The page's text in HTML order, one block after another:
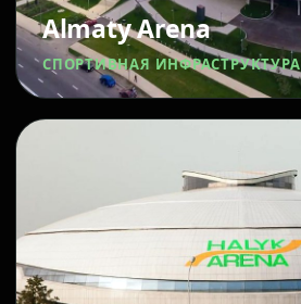
Almaty Arena
СПОРТИВНАЯ ИНФРАСТРУКТУРА